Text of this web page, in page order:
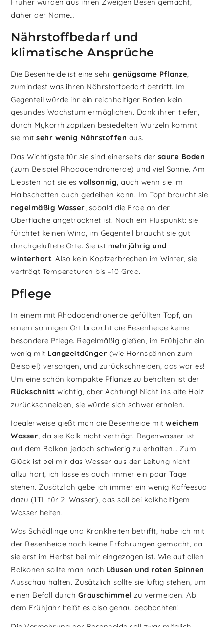
Früher wurden aus ihren Zweigen Besen gemacht,
daher der Name…
Nährstoffbedarf und
klimatische Ansprüche
Die Besenheide ist eine sehr genügsame Pflanze
zumindest was ihren Nährstoffbedarf betrifft. Im
Gegenteil würde ihr ein reichhaltiger Boden kein
gesundes Wachstum ermöglichen. Dank ihren tiefen,
durch Mykorrhizapilzen besiedelten Wurzeln kommt
sie mitsehr wenig Nährstoffen aus.
Das Wichtigste für sie sind einerseits der saure Boden
(zum Beispiel Rhododendronerde) und viel Sonne. Am
Liebsten hat sie esvollsonnig , auch wenn sie im
Halbschatten auch gedeihen kann. Im Topf braucht sie
regelmäßig Wasser , sobald die Erde an der
Oberfläche angetrocknet ist. Noch ein Pluspunkt: sie
fürchtet keinen Wind, im Gegenteil braucht sie gut
durchgelüftete Orte. Sie ist mehrjährig und
winterhart. Also kein Kopfzerbrechen im Winter, sie
verträgt Temperaturen bis –10 Grad.
Pflege
In einem mit Rhododendronerde gefüllten Topf, an
einem sonnigen Ort braucht die Besenheide keine
besondere Pflege. Regelmäßig gießen, im Frühjahr ein
wenig mit Langzeitdünger (wie Hornspännen zum
Beispiel) versorgen, und zurückschneiden, das war es!
Um eine schön kompakte Pflanze zu behalten ist der
Rückschnitt wichtig, aber Achtung! Nicht ins alte Holz
zurückschneiden, sie würde sich schwer erholen.
Idealerweise gießt man die Besenheide mitweichem
Wasser , da sie Kalk nicht verträgt. Regenwasser ist
auf dem Balkon jedoch schwierig zu erhalten… Zum
Glück ist bei mir das Wasser aus der Leitung nicht
allzu hart, ich lasse es auch immer ein paar Tage
stehen. Zusätzlich gebe ich immer ein wenig Kaffeesud
dazu (1TL für 2l Wasser), das soll bei kalkhaltigem
Wasser helfen.
Was Schädlinge und Krankheiten betrifft, habe ich mit
der Besenheide noch keine Erfahrungen gemacht, da
sie erst im Herbst bei mir eingezogen ist. Wie auf allen
Balkonen sollte man nach Läusen und roten Spinnen
Ausschau halten. Zusätzlich sollte sie luftig stehen, um
einen Befall durch Grauschimmel zu vermeiden. Ab
dem Frühjahr heißt es also genau beobachten!